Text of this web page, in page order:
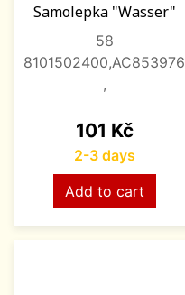
Samolepka "Wasser"
58
8101502400,AC853976
,
Price
101 Kč
2-3 days
Add to cart